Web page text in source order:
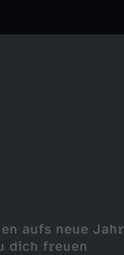
aufs neue Jahr
dich freuen